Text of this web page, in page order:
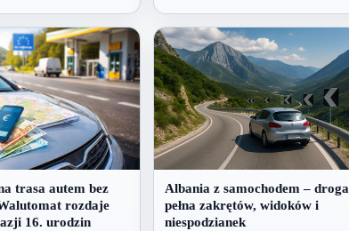
trasa autem bez
rozdaje
16. urodzin
Albania z samochodem – droga
pełna zakrętów, widoków i
niespodzianek